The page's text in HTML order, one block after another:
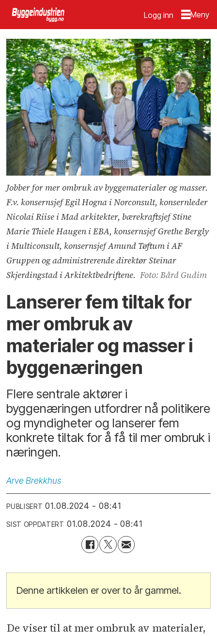
Logg inn
Jobber for mer ombruk av byggematerialer og masser.
F.v. konsernsjef Egil Hogna i Norconsult, konsernleder
Nicolai Riise i Mad arkitekter, bærekraftsjef Stine
Marie Thiele Haugen i EBA, konsernsjef Grethe Bergly
i Multiconsult, konsernsjef Amund Tøftum i AF
Gruppen og administrerende direktør Steinar
Skjerdingstad i Arkitektbedriftene. Foto: Bård Gudim
Lanserer fem tiltak for
mer ombruk av
materialer og masser i
byggenæringen
Flere sentrale aktører i
byggenæringen utfordrer nå politikere
og myndigheter og lanserer fem
konkrete tiltak for å få til mer ombruk i
næringen.
Arve Brekkhus
PUBLISERT 01.08.2024 - 08:41
SIST OPPDATERT 01.08.2024 - 08:41
Denne artikkelen er over to år gammel.
De viser til at mer ombruk av materialer,